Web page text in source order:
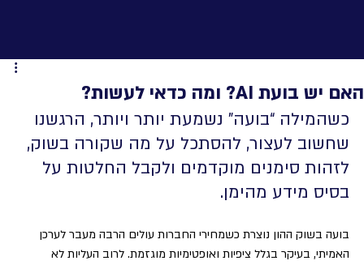
האם יש בועת AI? ומה כדאי לעשות?
כשהמילה “בועה” נשמעת יותר ויותר, הרגשנו
שחשוב לעצור, להסתכל על מה שקורה בשוק,
לזהות סימנים מוקדמים ולקבל החלטות על
בסיס מידע מהימן.
בועה בשוק ההון נוצרת כשמחירי החברות עולים הרבה מעבר לערכן
האמיתי, בעיקר בגלל ציפיות ואופטימיות מוגזמת. לרוב העליות לא